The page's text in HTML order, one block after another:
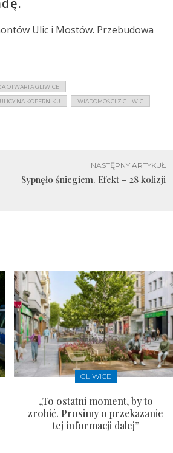
Ulic i Mostów. Przebudowa
OTWARTA GLIWICE
NA KOPERNIKU WIADOMOŚCI Z GLIWIC
NASTĘPNY ARTYKUŁ
Sypnęło śniegiem. Efekt – 28 kolizji
GLIWICE
„To ostatni moment, by to
zrobić. Prosimy o przekazanie
tej informacji dalej”